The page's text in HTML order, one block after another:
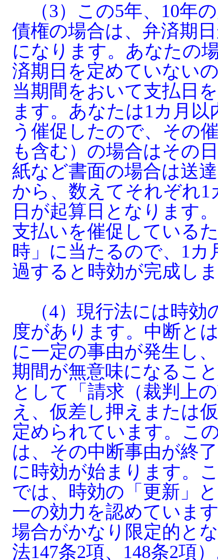
（3）この5年、10年
債権の場合は、弁済期
になります。あなたの
済期日を定めていない
当期間をおいて支払日
ます。あなたは1カ月
う催促したので、その
も含む）の場合はその
紙など書面の場合は送
から、数えてそれぞれ1
日が起算日となります
支払いを催促している
時」に当たるので、1カ
過すると時効が完成し
（4）現行法には時効
度があります。中断と
に一定の事由が発生し
期間が無意味になるこ
として「請求（裁判上
え、仮差し押えまたは
定められています。こ
は、その中断事由が終
に時効が始まります。
では、時効の「更新」
一の効力を認めていま
場合がかなり限定的と
法147条2項、148条2項